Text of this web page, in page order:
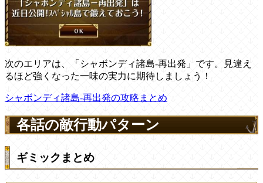
次のエリアは、「シャボンディ諸島-再出発」です。見違え
るほど強くなった一味の実力に期待しましょう！
シャボンディ諸島-再出発の攻略まとめ
各話の敵行動パターン
ギミックまとめ